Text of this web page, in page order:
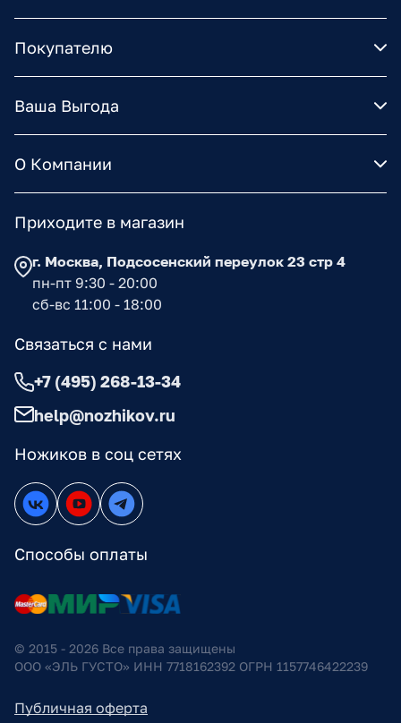
Покупателю
Ваша Выгода
О Компании
Ножиков в соц сетях
Способы оплаты
Приходите в магазин
г. Москва, Подсосенский переулок 23 стр 4
пн-пт 9:30 - 20:00
сб-вс 11:00 - 18:00
Связаться с нами
+7 (495) 268-13-34
help@nozhikov.ru
© 2015 - 2026 Все права защищены
ООО «ЭЛЬ ГУСТО» ИНН 7718162392 ОГРН 1157746422239
Публичная оферта